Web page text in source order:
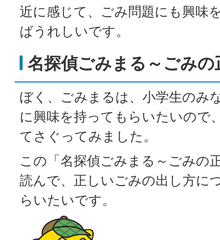
近に感じて、ごみ問題にも興味
ばうれしいです。
名探偵ごみまる～ごみ
ぼく、ごみまるは、小学生のみ
に興味を持ってもらいたいので
てさぐってみました。
この「名探偵ごみまる～ごみの
読んで、正しいごみの出し方に
らいたいです。